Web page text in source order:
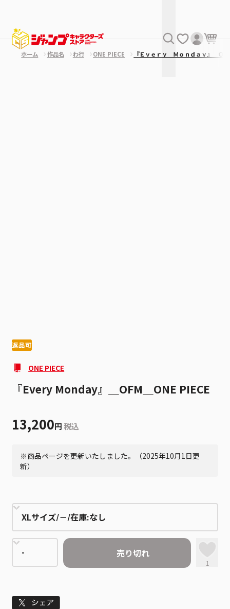
ホーム 作品名 わ行 ONE PIECE 『Ｅｖｅｒｙ Ｍｏｎｄａｙ』＿
返品可
ONE PIECE
『Every Monday』＿OFM＿ONE PIECE
13,200円 税込
※商品ページを更新いたしました。（2025年10月1日更
新）
売り切れ
1
Tweet